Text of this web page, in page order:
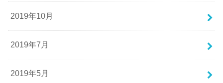
2019年10月
2019年7月
2019年5月